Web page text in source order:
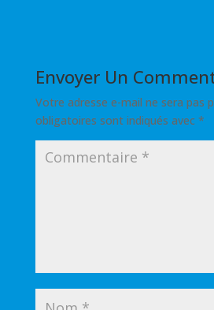
Envoyer Un
Votre adresse e-mail ne sera pas
obligatoires sont indiqués avec *